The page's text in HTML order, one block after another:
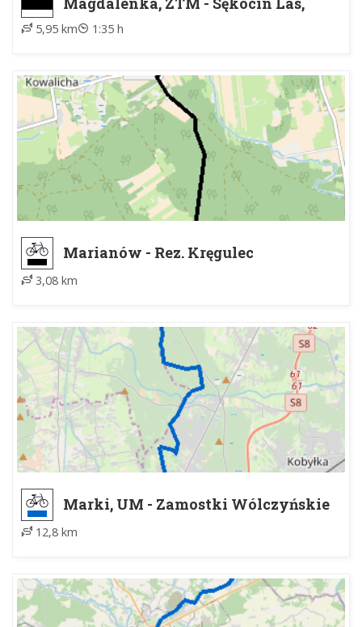
ZTM
5,95 km 1:35 h
Marianów - Rez. Kręgulec
3,08 km
Marki, UM - Zamostki Wólczyńskie
12,8 km